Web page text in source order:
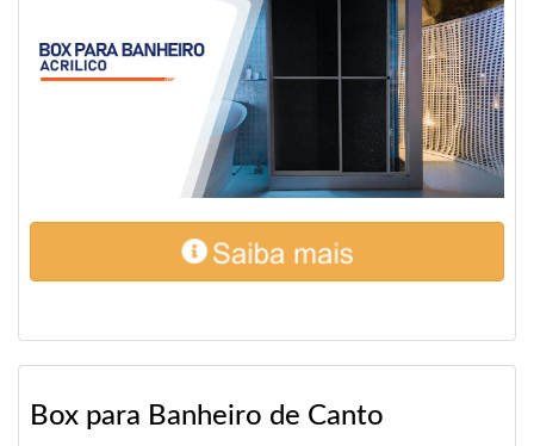
Box para Banheiro de Canto